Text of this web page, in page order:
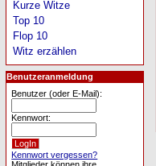
Kurze Witze
Top 10
Flop 10
Witz erzählen
Benutzeranmeldung
Benutzer (oder E-Mail):
Kennwort:
Kennwort vergessen?